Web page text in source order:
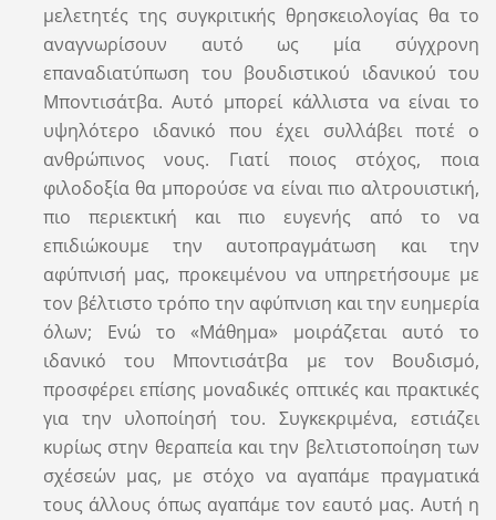
μελετητές της συγκριτικής θρησκειολογίας θα το
αναγνωρίσουν αυτό ως μία σύγχρονη
επαναδιατύπωση του βουδιστικού ιδανικού του
Μποντισάτβα. Αυτό μπορεί κάλλιστα να είναι το
υψηλότερο ιδανικό που έχει συλλάβει ποτέ ο
ανθρώπινος νους. Γιατί ποιος στόχος, ποια
φιλοδοξία θα μπορούσε να είναι πιο αλτρουιστική,
πιο περιεκτική και πιο ευγενής από το να
επιδιώκουμε την αυτοπραγμάτωση και την
αφύπνισή μας, προκειμένου να υπηρετήσουμε με
τον βέλτιστο τρόπο την αφύπνιση και την ευημερία
όλων; Ενώ το «Μάθημα» μοιράζεται αυτό το
ιδανικό του Μποντισάτβα με τον Βουδισμό,
προσφέρει επίσης μοναδικές οπτικές και πρακτικές
για την υλοποίησή του. Συγκεκριμένα, εστιάζει
κυρίως στην θεραπεία και την βελτιστοποίηση των
σχέσεών μας, με στόχο να αγαπάμε πραγματικά
τους άλλους όπως αγαπάμε τον εαυτό μας. Αυτή η